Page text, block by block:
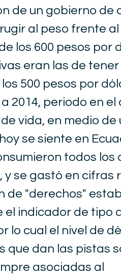
de un gobierno de
al peso frente al
los 600 pesos por
eran las de tener
500 pesos por
2014, periodo en el
vida, en medio de
se siente en
todos los
se gastó en cifras
de "derechos"
el indicador de tipo
lo cual el nivel de
que dan las pistas
asociadas al